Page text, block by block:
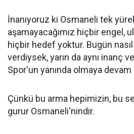
İnanıyoruz ki Osmaneli tek
aşamayacağımız hiçbir engel,
hiçbir hedef yoktur. Bugün
verdiysek, yarın da aynı inanç
Spor'un yanında olmaya
Çünkü bu arma hepimizin, bu
gurur Osmaneli'nindir.